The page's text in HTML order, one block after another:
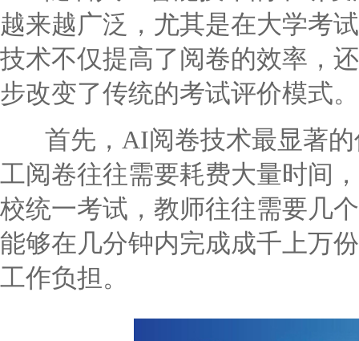
越来越广泛，尤其是在大学考
技术不仅提高了阅卷的效率，
步改变了传统的考试评价模式。
首先，AI阅卷技术最显著的
工阅卷往往需要耗费大量时间
校统一考试，教师往往需要几
能够在几分钟内完成成千上万
工作负担。